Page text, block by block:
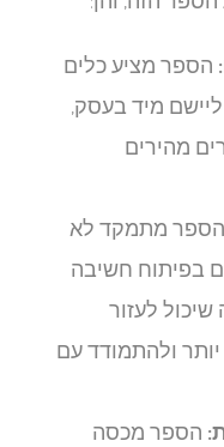
מציע כלים
מיד בעסק,
מהירים
מתמקד לא
בפיתוח חשיבה
לעזור
ולהתמודד עם
הספר מכסה